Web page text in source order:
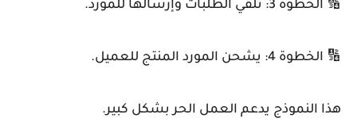
🔢 الخطوة 3: تلقي الطلبات وإرسالها للمورد.
🔢 الخطوة 4: يشحن المورد المنتج للعميل.
هذا النموذج يدعم العمل الحر بشكل كبير.